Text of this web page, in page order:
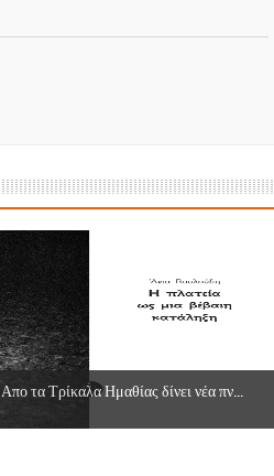
Απο τα Τρίκαλα Ημαθίας δίνει νέα πν...